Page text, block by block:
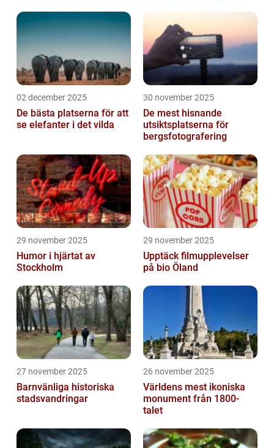
02 december 2025
De bästa platserna för att
se elefanter i det vilda
30 november 2025
De mest hisnande
utsiktsplatserna för
bergsfotografering
29 november 2025
Humor i hjärtat av
Stockholm
29 november 2025
Upptäck filmupplevelser
på bio Öland
27 november 2025
Barnvänliga historiska
stadsvandringar
26 november 2025
Världens mest ikoniska
monument från 1800-
talet